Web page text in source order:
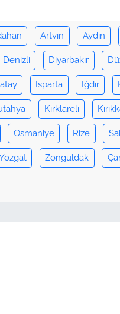
Artvin Aydın
Denizli Diyarbakır
Isparta Iğdır
Kırklareli
Osmaniye Rize
Zonguldak